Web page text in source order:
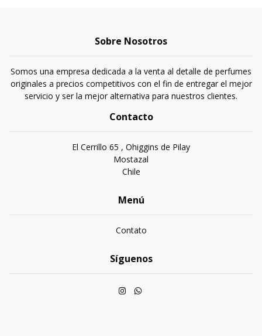
Sobre Nosotros
Somos una empresa dedicada a la venta al detalle de perfumes
originales a precios competitivos con el fin de entregar el mejor
servicio y ser la mejor alternativa para nuestros clientes.
Contacto
El Cerrillo 65 , Ohiggins de Pilay
Mostazal
Chile
Menú
Contato
Síguenos